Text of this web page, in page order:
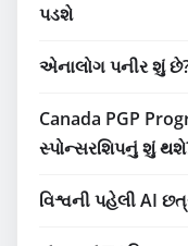
પડશે
એનાલોગ પનીર શું
Canada PGP
સ્પોન્સરશિપનું શું
વિશ્વની પહેલી AI